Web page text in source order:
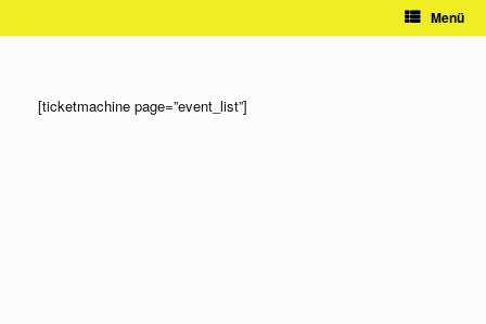
Menü
[ticketmachine page=”event_list”]